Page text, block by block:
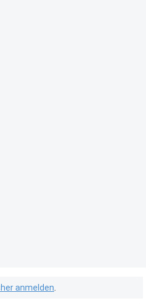
anmelden